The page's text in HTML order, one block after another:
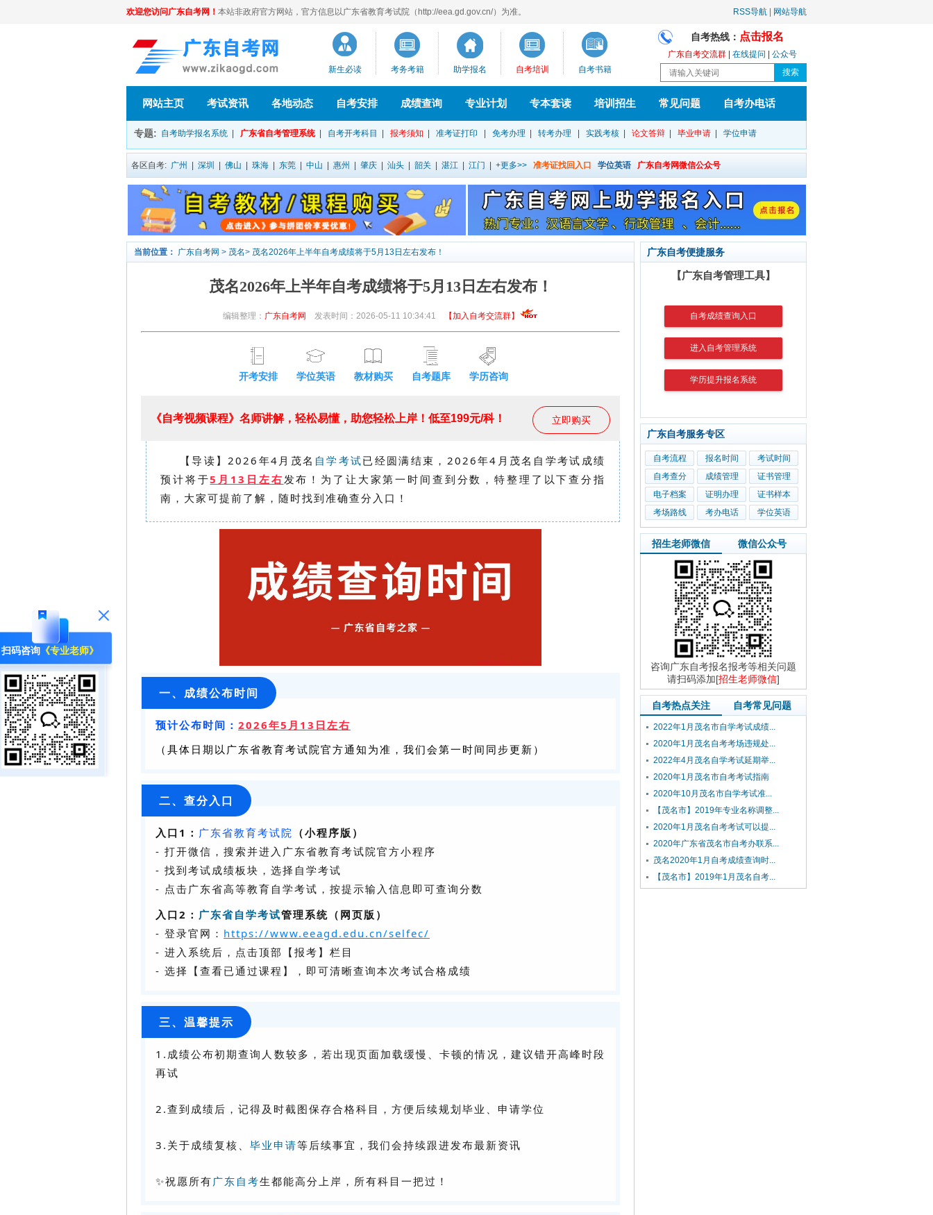
扫码咨询 《专业老师》
欢迎您访问广东自考网！ 本站非政府官方网站，官方信息以广东省教育考试院（http://eea.gd.gov.cn/）为准。 RSS导航 网站导航
新生必读 考务考籍 助学报名 自考培训 自考书籍
自考热线： 点击报名
广东自考交流群 在线提问 公众号
网站主页 考试资讯 各地动态 自考安排 成绩查询 专业计划 专本套读 培训招生 常见问题 自考办电话
专题: 自考助学报名系统 广东省自考管理系统 自考开考科目 报考须知 准考证打印 免考办理 转考办理 实践考核 论文答辩 毕业申请 学位申请
各区自考: 广州 深圳 佛山 珠海 东莞 中山 惠州 肇庆 汕头 韶关 湛江 江门 +更多>> 准考证找回入口 学位英语 广东自考网微信公众号
当前位置： 广东自考网 > 茂名> 茂名2026年上半年自考成绩将于5月13日左右发布！
茂名2026年上半年自考成绩将于5月13日左右发布！
编辑整理： 广东自考网 发表时间：2026-05-11 10:34:41 【加入自考交流群】
开考安排 学位英语 教材购买 自考题库 学历咨询
立即购买
《自考视频课程》名师讲解，轻松易懂，助您轻松上岸！低至199元/科！
【导读】2026年4月茂名 自学考试已经圆满结束，2026年4月 茂名 自学考试成绩
预计将于5月13日左右发布！为了让大家第一时间查到分数，特整理了以下查分指
南，大家可提前了解，随时找到准确查分入口！
一、成绩公布时间
预计公布时间： 2026年5月13日左右
（具体日期以广东省教育考试院官方通知为准，我们会第一时间同步更新）
二、查分入口
入口1： 广东省教育考试院 （小程序版）
- 打开微信，搜索并进入广东省教育考试院官方小程序
- 找到考试成绩板块，选择自学考试
- 点击广东省高等教育自学考试，按提示输入信息即可查询分数
入口2： 广东省自学考试管理系统（网页版）
- 登录官网： https://www.eeagd.edu.cn/selfec/
- 进入系统后，点击顶部【报考】栏目
- 选择【查看已通过课程】，即可清晰查询本次考试合格成绩
三、温馨提示
1.成绩公布初期查询人数较多，若出现页面加载缓慢、卡顿的情况，建议错开高峰时段
再试
2.查到成绩后，记得及时截图保存合格科目，方便后续规划毕业、申请学位
3.关于成绩复核、 毕业申请等后续事宜，我们会持续跟进发布最新资讯
✨祝愿所有广东自考生都能高分上岸，所有科目一把过！
广东自考便捷服务
【广东自考管理工具】
自考成绩查询入口
进入自考管理系统
学历提升报名系统
广东自考服务专区
自考流程 报名时间
考试时间
自考查分
成绩管理
证书管理
电子档案
证明办理
证书样本
考场路线
考办电话 学位英语
招生老师微信 微信公众号
咨询广东自考报名报考等相关问题
请扫码添加[招生老师微信]
自考热点关注 自考常见问题
2022年1月茂名市自学考试成绩...
2020年1月茂名自考考场违规处...
2022年4月茂名自学考试延期举...
2020年1月茂名市自考考试指南
2020年10月茂名市自学考试准...
【茂名市】2019年专业名称调整...
2020年1月茂名自考考试可以提...
2020年广东省茂名市自考办联系...
茂名2020年1月自考成绩查询时...
【茂名市】2019年1月茂名自考...